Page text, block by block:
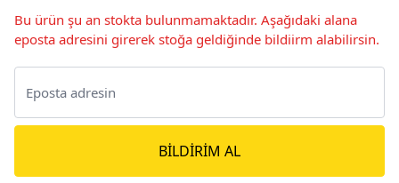
Bu ürün şu an stokta bulunmamaktadır. Aşağıdaki alana
eposta adresini girerek stoğa geldiğinde bildiirm alabilirsin.
BILDIRIM AL